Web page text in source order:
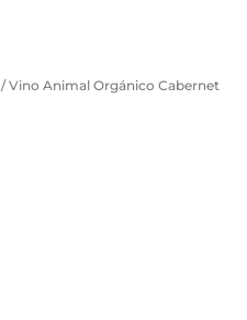
/ Vino Animal Orgánico Cabernet